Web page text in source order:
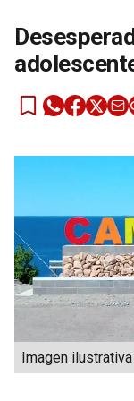
Imagen ilustrativa